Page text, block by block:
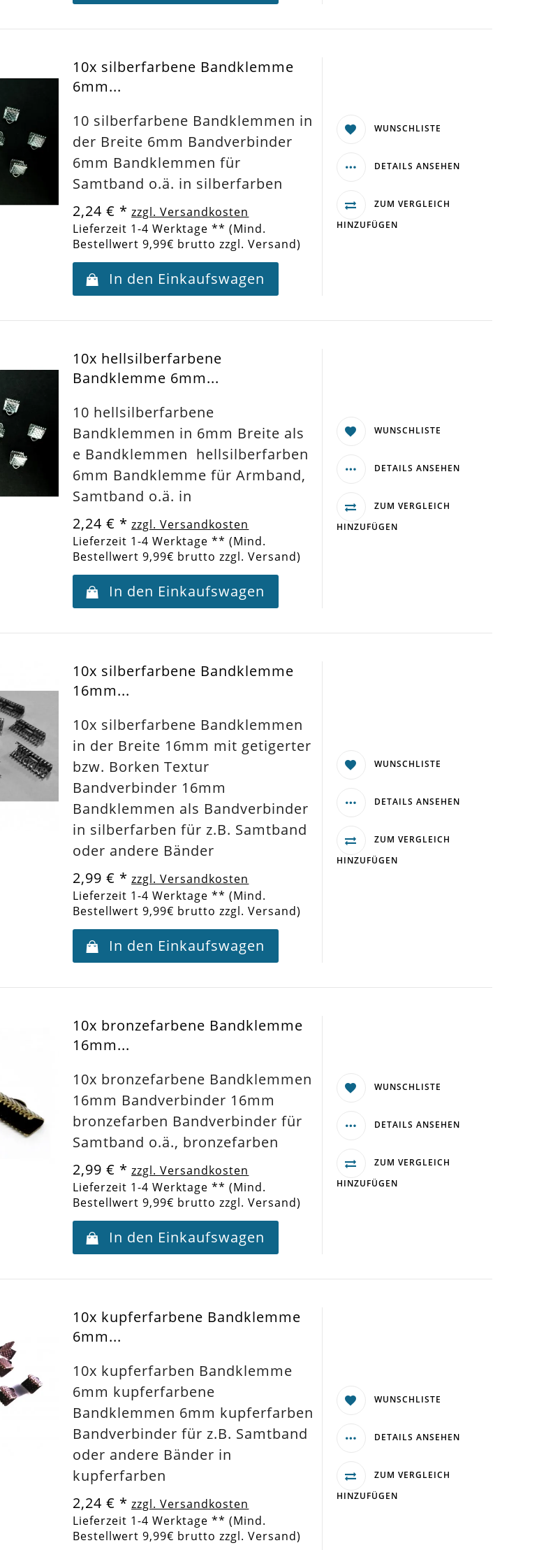
10x silberfarbene Bandklemme
6mm...
10 silberfarbene Bandklemmen in
der Breite 6mm Bandverbinder
6mm Bandklemmen für
Samtband o.ä. in silberfarben
2,24 € * zzgl. Versandkosten
Lieferzeit 1-4 Werktage ** (Mind.
Bestellwert 9,99€ brutto zzgl. Versand)
In den Einkaufswagen
WUNSCHLISTE
DETAILS ANSEHEN
ZUM VERGLEICH
HINZUFÜGEN
10x hellsilberfarbene
Bandklemme 6mm...
10 hellsilberfarbene
Bandklemmen in 6mm Breite als
e Bandklemmen hellsilberfarben
6mm Bandklemme für Armband,
Samtband o.ä. in
2,24 € * zzgl. Versandkosten
Lieferzeit 1-4 Werktage ** (Mind.
Bestellwert 9,99€ brutto zzgl. Versand)
In den Einkaufswagen
WUNSCHLISTE
DETAILS ANSEHEN
ZUM VERGLEICH
HINZUFÜGEN
10x silberfarbene Bandklemme
16mm...
10x silberfarbene Bandklemmen
in der Breite 16mm mit getigerter
bzw. Borken Textur
Bandverbinder 16mm
Bandklemmen als Bandverbinder
in silberfarben für z.B. Samtband
oder andere Bänder
2,99 € * zzgl. Versandkosten
Lieferzeit 1-4 Werktage ** (Mind.
Bestellwert 9,99€ brutto zzgl. Versand)
In den Einkaufswagen
WUNSCHLISTE
DETAILS ANSEHEN
ZUM VERGLEICH
HINZUFÜGEN
10x bronzefarbene Bandklemme
16mm...
10x bronzefarbene Bandklemmen
16mm Bandverbinder 16mm
bronzefarben Bandverbinder für
Samtband o.ä., bronzefarben
2,99 € * zzgl. Versandkosten
Lieferzeit 1-4 Werktage ** (Mind.
Bestellwert 9,99€ brutto zzgl. Versand)
In den Einkaufswagen
WUNSCHLISTE
DETAILS ANSEHEN
ZUM VERGLEICH
HINZUFÜGEN
10x kupferfarbene Bandklemme
6mm...
10x kupferfarben Bandklemme
6mm kupferfarbene
Bandklemmen 6mm kupferfarben
Bandverbinder für z.B. Samtband
oder andere Bänder in
kupferfarben
2,24 € * zzgl. Versandkosten
Lieferzeit 1-4 Werktage ** (Mind.
Bestellwert 9,99€ brutto zzgl. Versand)
WUNSCHLISTE
DETAILS ANSEHEN
ZUM VERGLEICH
HINZUFÜGEN